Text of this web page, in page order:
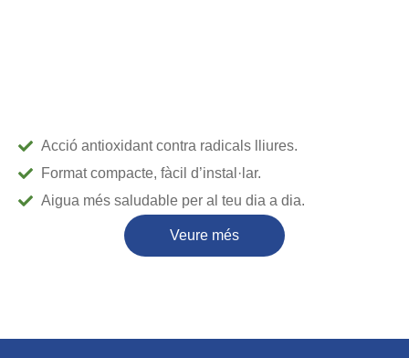
Acció antioxidant contra radicals lliures.
Format compacte, fàcil d’instal·lar.
Aigua més saludable per al teu dia a dia.
Veure més